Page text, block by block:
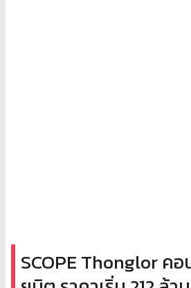
SCOPE Thonglor ค